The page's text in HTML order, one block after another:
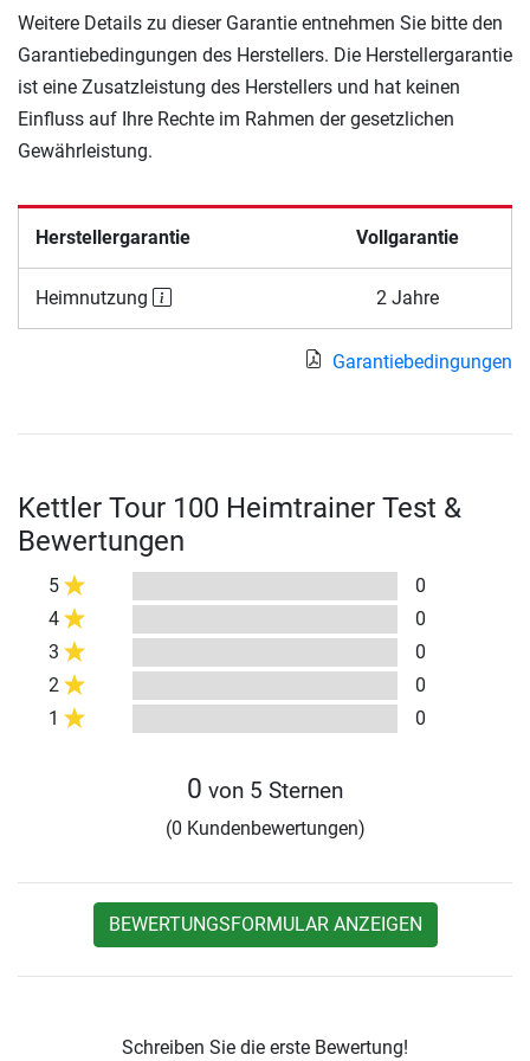
Weitere Details zu dieser Garantie entnehmen Sie bitte den
Garantiebedingungen des Herstellers. Die Herstellergarantie
ist eine Zusatzleistung des Herstellers und hat keinen
Einfluss auf Ihre Rechte im Rahmen der gesetzlichen
Gewährleistung.
Herstellergarantie Vollgarantie
Heimnutzung 2 Jahre
Garantiebedingungen
Kettler Tour 100 Heimtrainer Test &
Bewertungen
5
0
4
0
3
0
2
0
1
0
0 von 5 Sternen
(0 Kundenbewertungen)
BEWERTUNGSFORMULAR ANZEIGEN
Schreiben Sie die erste Bewertung!